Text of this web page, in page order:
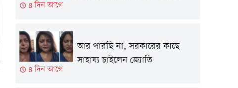
৪ দিন আগে
৪ দিন আগে
আর পারছি না, সরকারের কাছে
সাহায্য চাইলেন জ্যোতি